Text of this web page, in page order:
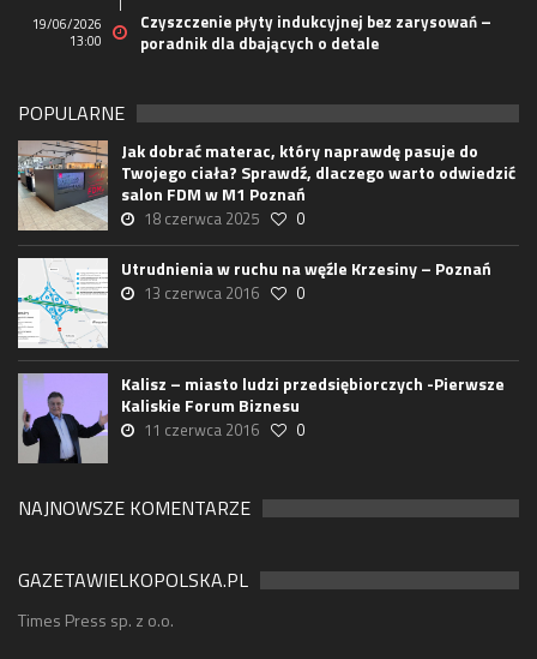
19/06/2026
13:00
Czyszczenie płyty indukcyjnej bez zarysowań –
poradnik dla dbających o detale
POPULARNE
Jak dobrać materac, który naprawdę pasuje do
Twojego ciała? Sprawdź, dlaczego warto odwiedzić
salon FDM w M1 Poznań
18 czerwca 2025 0
Utrudnienia w ruchu na węźle Krzesiny – Poznań
13 czerwca 2016 0
Kalisz – miasto ludzi przedsiębiorczych -Pierwsze
Kaliskie Forum Biznesu
11 czerwca 2016 0
NAJNOWSZE KOMENTARZE
GAZETAWIELKOPOLSKA.PL
Times Press sp. z o.o.